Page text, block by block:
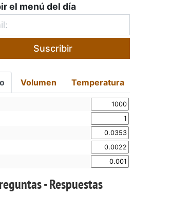
el menú del día
Suscribir
Volumen Temperatura
- Respuestas